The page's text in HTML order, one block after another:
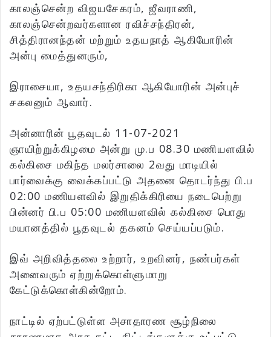
காலஞ்சென்ற விஜயசேகரம், ஜீவராணி,
காலஞ்சென்றவர்களான ரவிச்சந்திரன்,
சித்திரானந்தன் மற்றும் உதயநாத் ஆகியோரின்
அன்பு மைத்துனரும்,
இராசையா, உதயசந்திரிகா ஆகியோரின் அன்புச்
சகலனும் ஆவார்.
அன்னாரின் பூதவுடல் 11-07-2021
ஞாயிற்றுக்கிழமை அன்று மு.ப 08.30 மணியளவில்
கல்கிசை மகிந்த மலர்சாலை 2வது மாடியில்
பார்வைக்கு வைக்கப்பட்டு அதனை தொடர்ந்து பி.ப
02:00 மணியளவில் இறுதிக்கிரியை நடைபெற்று
பின்னர் பி.ப 05:00 மணியளவில் கல்கிசை பொது
மயானத்தில் பூதவுடல் தகனம் செய்யப்படும்.
இவ் அறிவித்தலை உற்றார், உறவினர், நண்பர்கள்
அனைவரும் ஏற்றுக்கொள்ளுமாறு
கேட்டுக்கொள்கின்றோம்.
நாட்டில் ஏற்பட்டுள்ள அசாதாரண சூழ்நிலை